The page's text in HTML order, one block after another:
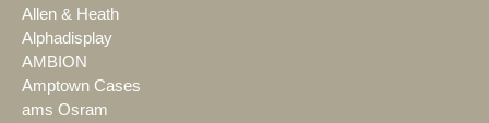
Allen & Heath
Alphadisplay
AMBION
Amptown Cases
ams Osram